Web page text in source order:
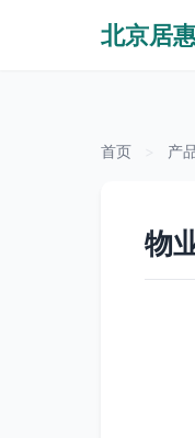
北京居
首页 产
物